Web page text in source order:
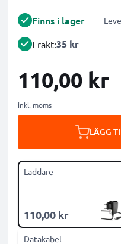
Finns i lager
Frakt:35 kr
110,00 kr
inkl. moms
LÄGG
Laddare
110,00 kr
Datakabel